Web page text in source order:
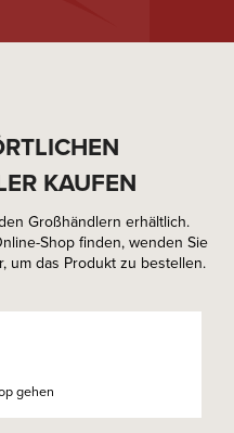
KAUFEN
Großhändlern erhältlich.
Shop finden, wenden Sie
um das Produkt zu bestellen.
gehen